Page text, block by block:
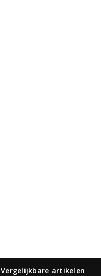
Vergelijkbare artikelen